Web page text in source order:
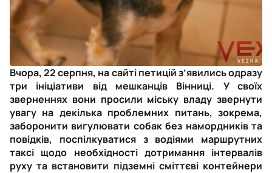
Вчора, 22 серпня, на сайті петицій з’явились одразу
три ініціативи від мешканців Вінниці. У своїх
зверненнях вони просили міську владу звернути
увагу на декілька проблемних питань, зокрема,
заборонити вигулювати собак без намордників та
повідків, поспілкуватися з водіями маршрутних
таксі щодо необхідності дотримання інтервалів
руху та встановити підземні сміттєві контейнери